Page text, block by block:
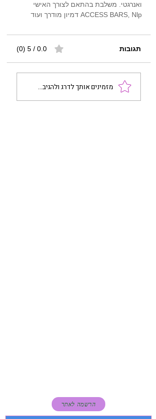
ואנרגטי. משלבת בהתאם לצורך האישי
ACCESS BARS, Nlp דמיון מודרך ועוד
תגובות 0.0 / 5 ‏(0)
מזמינים אותך לדרג ולהגיב...
הרשמה לאתר